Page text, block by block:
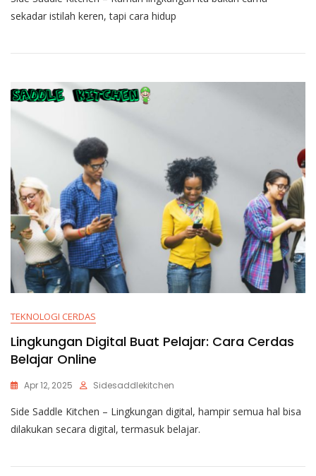
sekadar istilah keren, tapi cara hidup
TEKNOLOGI CERDAS
Lingkungan Digital Buat Pelajar: Cara Cerdas
Belajar Online
Apr 12, 2025 Sidesaddlekitchen
Side Saddle Kitchen – Lingkungan digital, hampir semua hal bisa
dilakukan secara digital, termasuk belajar.